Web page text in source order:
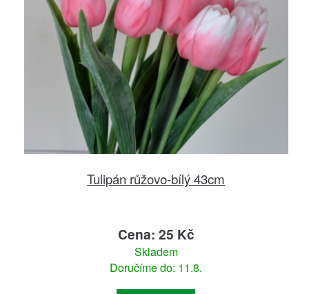
Tulipán růžovo-bílý 43cm
Cena: 25 Kč
Skladem
Doručíme do: 11.8.